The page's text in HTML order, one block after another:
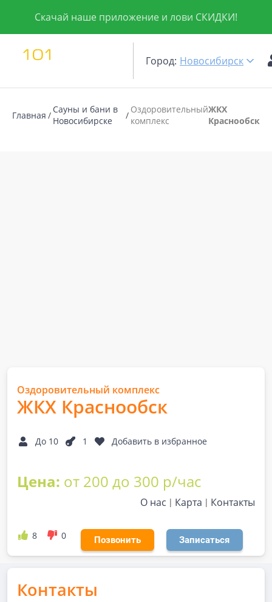
Скачай наше приложение и лови СКИДКИ!
Город: Новосибирск
Главная
Сауны и бани в
Новосибирске
Оздоровительный
комплекс
ЖКХ
Краснообск
Оздоровительный комплекс
ЖКХ Краснообск
До 10 1 Добавить в избранное
Цена: от 200 до 300 р/час
О нас Карта Контакты
8 0 Позвонить Записаться
Контакты